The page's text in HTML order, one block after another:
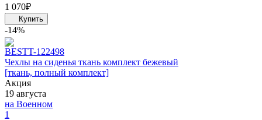
1 070₽
-14%
BESTT-122498
Чехлы на сиденья ткань комплект бежевый
[ткань, полный комплект]
Акция
19 августа
на Военном
1